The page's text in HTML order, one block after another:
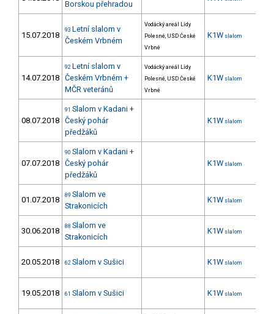
Borskou přehradou
15.07.2018
93 Letní slalom v
Českém Vrbném
Vodácký areál Lídy
Polesné, USD České
Vrbné
K1W slalom
14.07.2018
92 Letní slalom v
Českém Vrbném +
MČR veteránů
Vodácký areál Lídy
Polesné, USD České
Vrbné
K1W slalom
08.07.2018
91 Slalom v Kadani +
Český pohár
předžáků
K1W slalom
07.07.2018
90 Slalom v Kadani +
Český pohár
předžáků
K1W slalom
01.07.2018 89 Slalom ve
Strakonicích
K1W slalom
30.06.2018 88 Slalom ve
Strakonicích
K1W slalom
20.05.2018 62 Slalom v Sušici K1W slalom
19.05.2018 61 Slalom v Sušici K1W slalom